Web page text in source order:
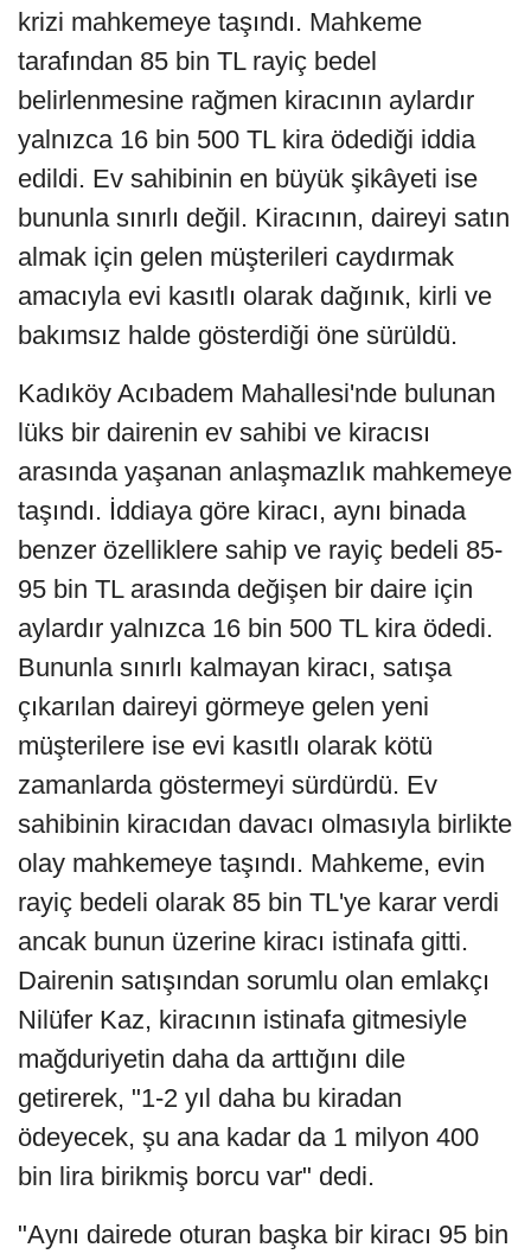
krizi mahkemeye taşındı. Mahkeme
tarafından 85 bin TL rayiç bedel
belirlenmesine rağmen kiracının aylardır
yalnızca 16 bin 500 TL kira ödediği iddia
edildi. Ev sahibinin en büyük şikâyeti ise
bununla sınırlı değil. Kiracının, daireyi satın
almak için gelen müşterileri caydırmak
amacıyla evi kasıtlı olarak dağınık, kirli ve
bakımsız halde gösterdiği öne sürüldü.
Kadıköy Acıbadem Mahallesi'nde bulunan
lüks bir dairenin ev sahibi ve kiracısı
arasında yaşanan anlaşmazlık mahkemeye
taşındı. İddiaya göre kiracı, aynı binada
benzer özelliklere sahip ve rayiç bedeli 85-
95 bin TL arasında değişen bir daire için
aylardır yalnızca 16 bin 500 TL kira ödedi.
Bununla sınırlı kalmayan kiracı, satışa
çıkarılan daireyi görmeye gelen yeni
müşterilere ise evi kasıtlı olarak kötü
zamanlarda göstermeyi sürdürdü. Ev
sahibinin kiracıdan davacı olmasıyla birlikte
olay mahkemeye taşındı. Mahkeme, evin
rayiç bedeli olarak 85 bin TL'ye karar verdi
ancak bunun üzerine kiracı istinafa gitti.
Dairenin satışından sorumlu olan emlakçı
Nilüfer Kaz, kiracının istinafa gitmesiyle
mağduriyetin daha da arttığını dile
getirerek, "1-2 yıl daha bu kiradan
ödeyecek, şu ana kadar da 1 milyon 400
bin lira birikmiş borcu var" dedi.
"Aynı dairede oturan başka bir kiracı 95 bin